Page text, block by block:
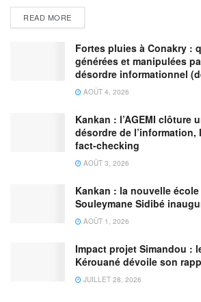
READ MORE
Fortes pluies à Conakry :
générées et manipulées
désordre informationnel
AOÛT 4, 2026
Kankan : l’AGEMI clôture
désordre de l’information,
fact-checking
AOÛT 3, 2026
Kankan : la nouvelle école
Souleymane Sidibé
AOÛT 1, 2026
Impact projet Simandou :
Kérouané dévoile son
JUILLET 28, 2026